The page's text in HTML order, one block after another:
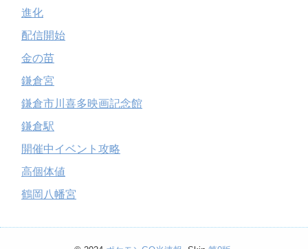
進化
配信開始
金の苗
鎌倉宮
鎌倉市川喜多映画記念館
鎌倉駅
開催中イベント攻略
高個体値
鶴岡八幡宮